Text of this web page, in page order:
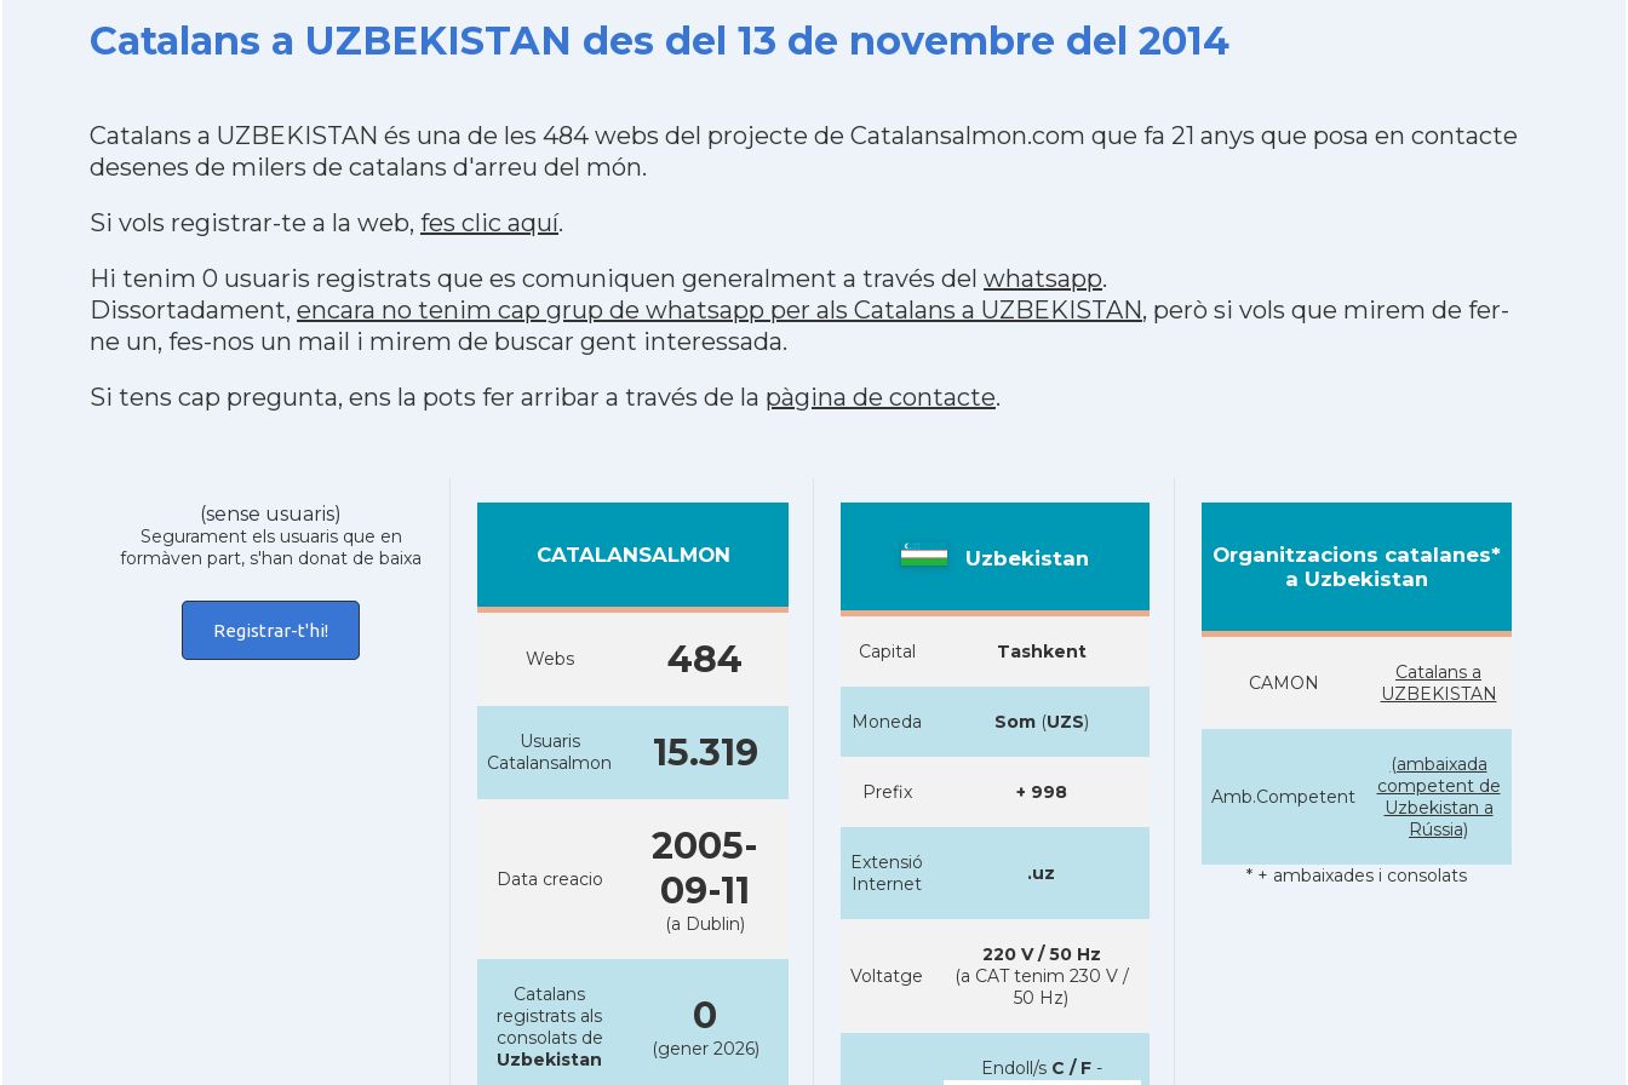
Catalans a UZBEKISTAN des del 13 de novembre del 2014
Catalans a UZBEKISTAN és una de les 484 webs del projecte de Catalansalmon.com que fa 21 anys que posa en contacte
desenes de milers de catalans d'arreu del món.
Si vols registrar-te a la web, fes clic aquí.
Hi tenim 0 usuaris registrats que es comuniquen generalment a través del whatsapp.
Dissortadament, encara no tenim cap grup de whatsapp per als Catalans a UZBEKISTAN, però si vols que mirem de fer-
ne un, fes-nos un mail i mirem de buscar gent interessada.
Si tens cap pregunta, ens la pots fer arribar a través de la pàgina de contacte.
(sense usuaris)
Segurament els usuaris que en
formàven part, s'han donat de baixa
Registrar-t'hi!
CATALANSALMON
Webs 484
Usuaris
Catalansalmon
15.319
Data creacio
2005-
09-11
(a Dublin)
Catalans
registrats als
consolats de
Uzbekistan
0
(gener 2026)
Uzbekistan
Capital Tashkent
Moneda Som(UZS)
Prefix + 998
Extensió
Internet
.uz
Voltatge
220 V / 50 Hz
(a CAT tenim 230 V /
50 Hz)
Endoll/s C / F-
Organitzacions catalanes*
a Uzbekistan
CAMON
Catalans a
UZBEKISTAN
Amb.Competent
(ambaixada
competent de
Uzbekistan a
Rússia)
* + ambaixades i consolats